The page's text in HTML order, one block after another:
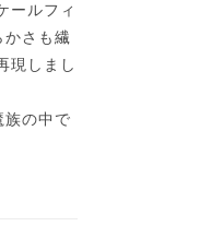
ールフィ
さも繊
現しまし
族の中で